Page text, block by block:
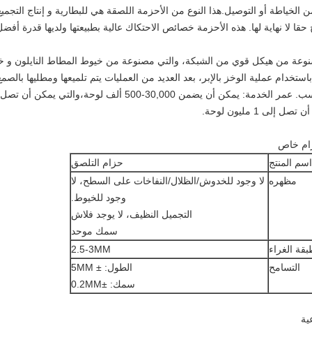
من الخياطة أو التوصيل.هذا النوع من الأحزمة اللصقة هي للبطارية و إنتاج
حقا لا نهاية لها. هذه الأحزمة خصائص الاحتكاك عالية بطبيعتها ولديها قدرة
من هيكل قوي من الشبكة، والتي مصنوعة من خيوط المطاط النايلون و
عملية الوخز بالإبر، بعد العديد من العمليات يتم تلميعها ومطليها
مسطحة سطح الحزام والاحتكاك المناسب. عمر الخدمة: يمكن أن يضمن 30,000-500 ألف
اسم المنتج
حزام التلصق
مظهره لا وجود للخدوش/الظلال/النفاخات على السطح، لا
وجود للخيوط.
التجميل النظيف، لا يوجد فلاش
سمك موحد
الغراء
2.5-3MM
التسامح
الطول: ± 5MM
سمك: ±0.2MM